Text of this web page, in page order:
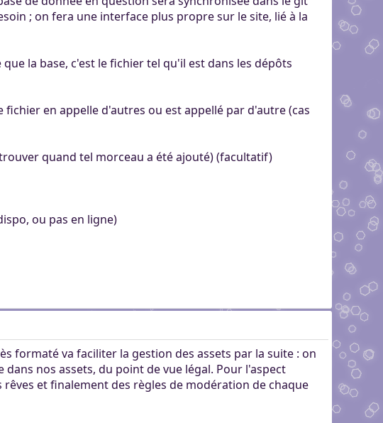
; on fera une interface plus propre sur le site, lié à la
la base, c'est le fichier tel qu'il est dans les dépôts
en appelle d'autres ou est appellé par d'autre (cas
quand tel morceau a été ajouté) (facultatif)
ou pas en ligne)
formaté va faciliter la gestion des assets par la suite : on
nos assets, du point de vue légal. Pour l'aspect
et finalement des règles de modération de chaque